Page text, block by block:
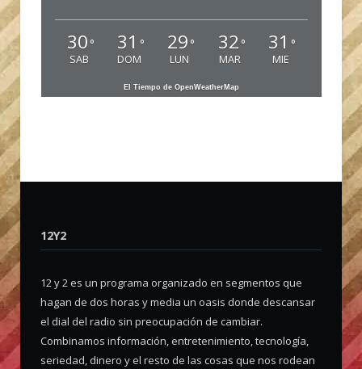
30 °
SAB
31 °
DOM
29 °
LUN
32 °
MAR
31 °
MIE
El Tiempo de OpenWeatherMap
12Y2
12 y 2 es un programa organizado en segmentos que
hagan de dos horas y media un oasis donde descansar
el dial del radio sin preocupación de cambiar.
Combinamos información, entretenimiento, tecnología,
seriedad, dinero y el resto de las cosas que nos rodean